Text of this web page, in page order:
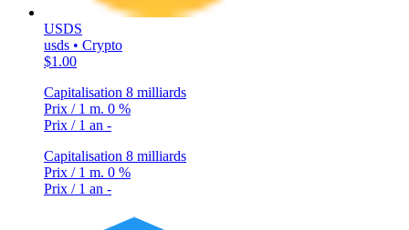
USDS
usds • Crypto
$1.00
Capitalisation 8 milliards
Prix / 1 m. 0 %
Prix / 1 an -
Capitalisation 8 milliards
Prix / 1 m. 0 %
Prix / 1 an -